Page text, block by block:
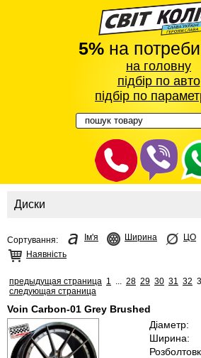
5%на
на головну
підбір по авто
підбір по
Диски
Сортування: Ім'я Ширина ЦО
Наявність
предыдущая страница 1 28 29 30 31 32
следующая страница
Voin Carbon-01 Grey Brushed
Діаметр:
Ширина: